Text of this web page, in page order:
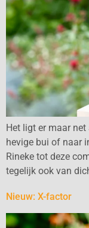
Het ligt er maar net
hevige bui of naar
Rineke tot deze
tegelijk ook van
Nieuw: X-factor